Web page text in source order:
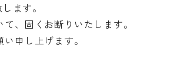
ます。
、固くお断りいたします。
申し上げます。